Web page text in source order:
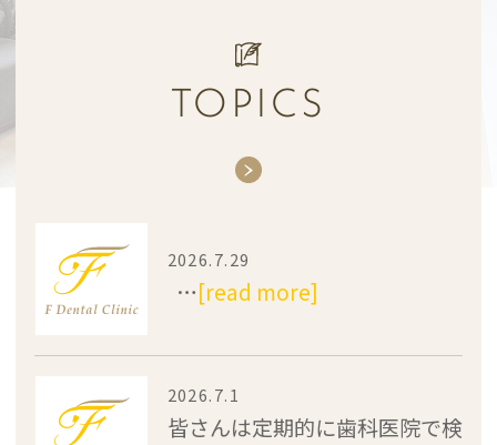
TOPICS
2026.7.29
…[read more]
2026.7.1
皆さんは定期的に歯科医院で検